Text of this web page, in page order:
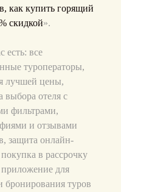
как купить горящий
скидкой».
есть: все
туроператоры,
лучшей цены,
выбора отеля с
фильтрами,
и отзывами
защита онлайн-
в рассрочку
для
бронирования туров